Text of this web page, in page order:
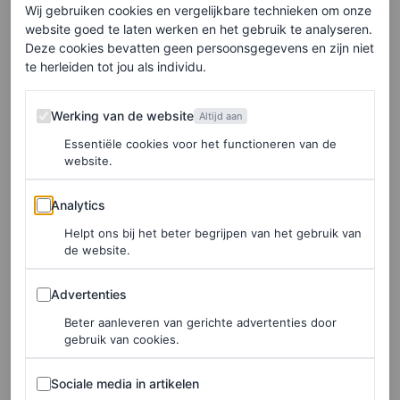
vandaan kom, en om altijd te onthouden wie me mijn
eerste kans gaf. Ik ben zo blij om Steven Spielberg hier
vanavond te zien. Toen ik mijn carrière begon als
kindacteur inIndiana Jones and the Temple of Doom,
was ik zo blij dat ik was uitgekozen. Toen ik ouder werd,
begon ik me af te vragen of ik niet gewoon geluk had
gehad. Jarenlang was ik bang dat ik niets meer te bieden
had. Wat ik ook deed, ik zou nooit overtreffen wat ik als
kind had bereikt. Gelukkig, meer dan dertig jaar later,
dachten twee jongens aan mij. Ze herinnerden zich dat
kind en gaven me een kans om het opnieuw te proberen.”
Ke Huy Quan gets emotional as he accepts
his#GoldenGlobe.https://t.co/IpBnF0ZqEp
Wij gebruiken cookies en vergelijkbare technieken om onze
website goed te laten werken en het gebruik te analyseren.
Deze cookies bevatten geen persoonsgegevens en zijn niet
te herleiden tot jou als individu.
Werking van de website
Werking van de website Altijd aan
Essentiële cookies voor het functioneren van de
website.
Analytics
Analytics
Helpt ons bij het beter begrijpen van het gebruik van
de website.
Advertenties
Advertenties
Beter aanleveren van gerichte advertenties door
gebruik van cookies.
Sociale media in artikelen
Sociale media in artikelen